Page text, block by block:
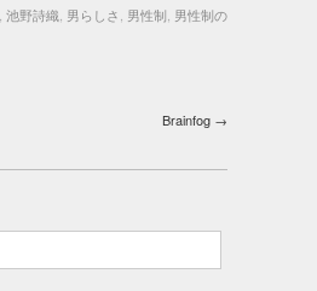
池野詩織 男らしさ 男性制 男性制の
Brainfog →